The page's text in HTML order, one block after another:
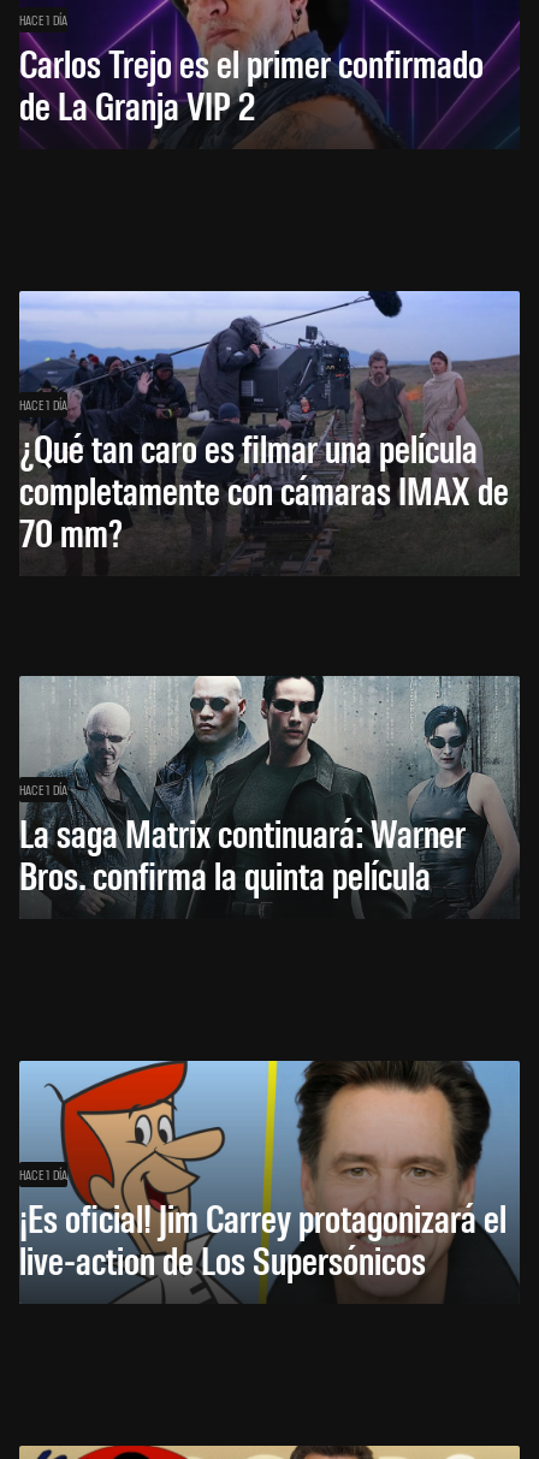
HACE 1 DÍA
Carlos Trejo es el primer confirmado
de La Granja VIP 2
HACE 1 DÍA
¿Qué tan caro es filmar una película
completamente con cámaras IMAX de
70 mm?
HACE 1 DÍA
La saga Matrix continuará: Warner
Bros. confirma la quinta película
HACE 1 DÍA
¡Es oficial! Jim Carrey protagonizará el
live-action de Los Supersónicos